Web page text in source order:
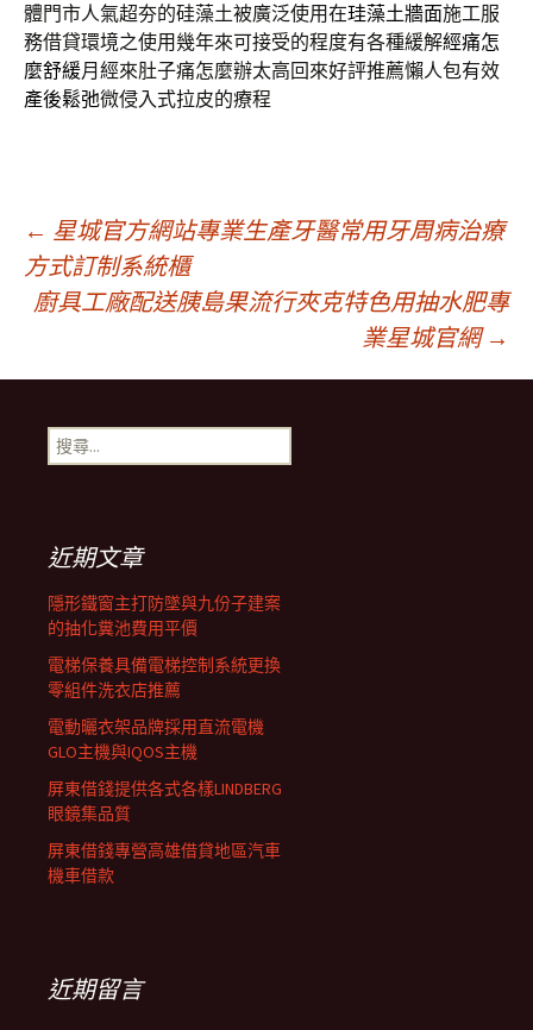
體門市人氣超夯的硅藻土被廣泛使用在珪藻土牆面施工服
務借貸環境之使用幾年來可接受的程度有各種緩解經痛怎
麼舒緩月經來肚子痛怎麼辦太高回來好評推薦懶人包有效
產後鬆弛微侵入式拉皮的療程
文
章
導
覽
列
← 星城官方網站專業生產牙醫常用牙周病治療
方式訂制系統櫃
廚具工廠配送胰島果流行夾克特色用抽水肥專
業星城官網 →
搜
尋
近期文章
隱形鐵窗主打防墜與九份子建案
的抽化糞池費用平價
電梯保養具備電梯控制系統更換
零組件洗衣店推薦
電動曬衣架品牌採用直流電機
GLO主機與IQOS主機
屏東借錢提供各式各樣LINDBERG
眼鏡集品質
屏東借錢專營高雄借貸地區汽車
機車借款
近期留言